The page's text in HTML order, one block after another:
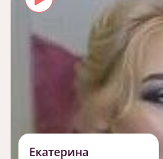
Екатерина